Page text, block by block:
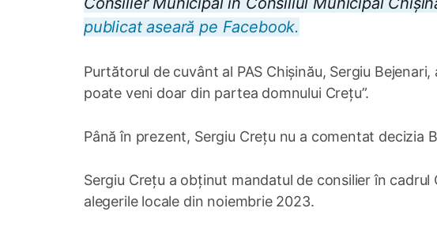
publicat aseară pe Facebook.
Purtătorul de cuvânt al PAS Chișinău, Sergiu
poate veni doar din partea domnului Crețu”.
Până în prezent, Sergiu Crețu nu a comentat decizia
Sergiu Crețu a obținut mandatul de consilier în cadrul
alegerile locale din noiembrie 2023.